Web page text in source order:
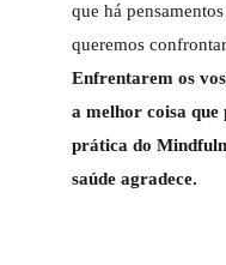
que há
queremos
Enfrentarem os
a melhor coisa que
prática do
saúde agradece.